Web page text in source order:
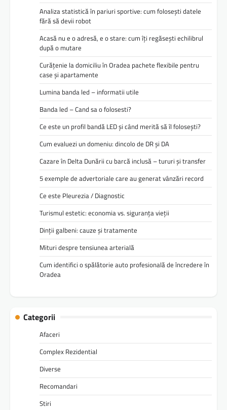
Analiza statistică în pariuri sportive: cum folosești datele
fără să devii robot
Acasă nu e o adresă, e o stare: cum îți regăsești echilibrul
după o mutare
Curățenie la domiciliu în Oradea pachete flexibile pentru
case și apartamente
Lumina banda led – informatii utile
Banda led – Cand sa o folosesti?
Ce este un profil bandă LED și când merită să îl folosești?
Cum evaluezi un domeniu: dincolo de DR și DA
Cazare în Delta Dunării cu barcă inclusă – tururi și transfer
5 exemple de advertoriale care au generat vânzări record
Ce este Pleurezia / Diagnostic
Turismul estetic: economia vs. siguranța vieții
Dinții galbeni: cauze și tratamente
Mituri despre tensiunea arterială
Cum identifici o spălătorie auto profesională de încredere în
Oradea
Categorii
Afaceri
Complex Rezidential
Diverse
Recomandari
Stiri